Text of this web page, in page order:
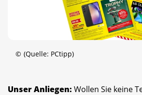
© (Quelle: PCtipp)
Unser Anliegen: Wollen Sie keine